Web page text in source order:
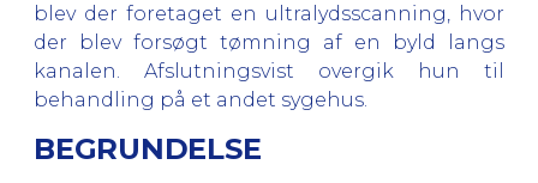
blev der foretaget en ultralydsscanning, hvor
der blev forsøgt tømning af en byld langs
kanalen. Afslutningsvist overgik hun til
behandling på et andet sygehus.
BEGRUNDELSE